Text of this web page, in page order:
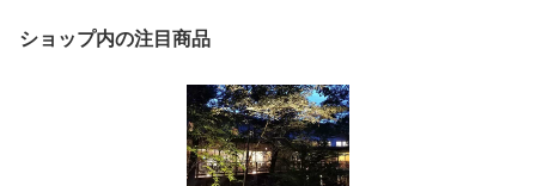
ショップ内の注目商品